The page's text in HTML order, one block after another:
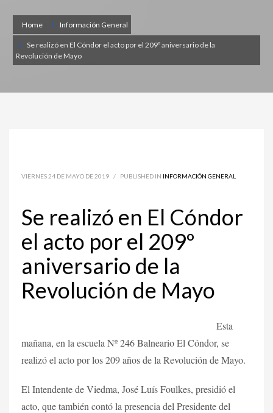
Home Información General
Se realizó en El Cóndor el acto por el 209º aniversario de la
Revolución de Mayo
VIERNES 24 DE MAYO DE 2019 / PUBLISHED IN INFORMACIÓN GENERAL
Se realizó en El Cóndor
el acto por el 209º
aniversario de la
Revolución de Mayo
Esta
mañana, en la escuela Nº 246 Balneario El Cóndor, se
realizó el acto por los 209 años de la Revolución de Mayo.
El Intendente de Viedma, José Luís Foulkes, presidió el
acto, que también contó la presencia del Presidente del